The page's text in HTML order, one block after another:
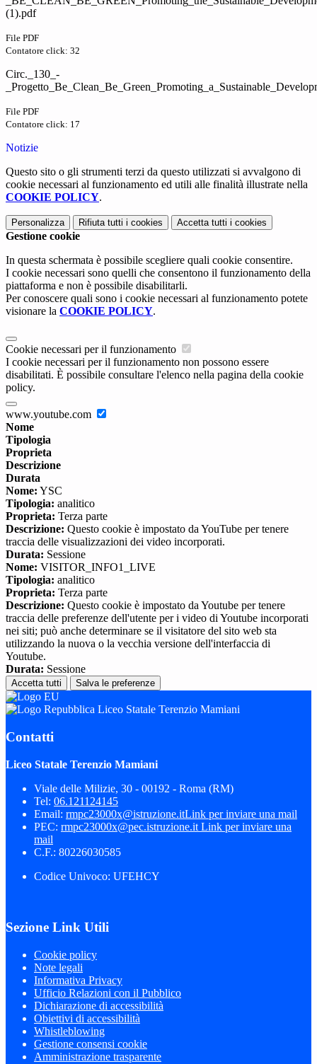
(1).pdf
File PDF
Contatore click: 32
Circ._130_-
File PDF
Contatore click: 17
Notizie
Questo sito o gli strumenti terzi da questo utilizzati si avvalgono di
cookie necessari al funzionamento ed utili alle finalità illustrate nella
COOKIE POLICY.
Personalizza Rifiuta tutti i cookies Accetta tutti i cookies
Gestione cookie
In questa schermata è possibile scegliere quali cookie consentire.
I cookie necessari sono quelli che consentono il funzionamento della
piattaforma e non è possibile disabilitarli.
Per conoscere quali sono i cookie necessari al funzionamento potete
visionare la COOKIE POLICY.
Cookie necessari per il funzionamento
I cookie necessari per il funzionamento non possono essere
disabilitati. È possibile consultare l'elenco nella pagina della cookie
policy.
www.youtube.com
Nome
Tipologia
Proprieta
Descrizione
Durata
Nome: YSC
Tipologia: analitico
Proprieta: Terza parte
Descrizione: Questo cookie è impostato da YouTube per tenere
traccia delle visualizzazioni dei video incorporati.
Durata: Sessione
Nome: VISITOR_INFO1_LIVE
Tipologia: analitico
Proprieta: Terza parte
Descrizione: Questo cookie è impostato da Youtube per tenere
traccia delle preferenze dell'utente per i video di Youtube incorporati
nei siti; può anche determinare se il visitatore del sito web sta
utilizzando la nuova o la vecchia versione dell'interfaccia di
Youtube.
Durata: Sessione
Accetta tutti Salva le preferenze
Liceo Statale Terenzio Mamiani
Contatti
Liceo Statale Terenzio Mamiani
Viale delle Milizie, 30 - 00192 - Roma (RM)
Tel: 06.121124145
Email: rmpc23000x@istruzione.itLink per inviare una mail
PEC: rmpc23000x@pec.istruzione.it Link per inviare una
mail
C.F.: 80226030585
Codice Univoco: UFEHCY
Sezione Link Utili
Cookie policy
Note legali
Informativa Privacy
Ufficio Relazioni con il Pubblico
Dichiarazione di accessibilità
Obiettivi di accessibilità
Whistleblowing
Gestione consensi cookie
Amministrazione trasparente